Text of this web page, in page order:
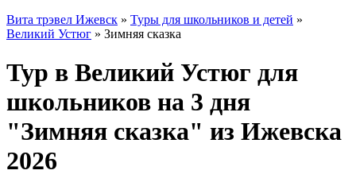
Вита трэвел Ижевск » Туры для школьников и детей »
Великий Устюг » Зимняя сказка
Тур в Великий Устюг для
школьников на 3 дня
"Зимняя сказка" из Ижевска
2026